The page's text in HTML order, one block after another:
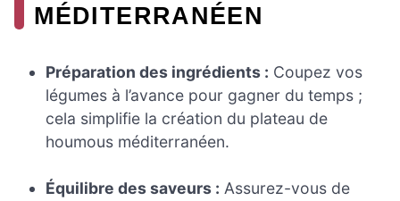
MÉDITERRANÉEN
Préparation des ingrédients : Coupez vos
légumes à l’avance pour gagner du temps ;
cela simplifie la création du plateau de
houmous méditerranéen.
Équilibre des saveurs : Assurez-vous de